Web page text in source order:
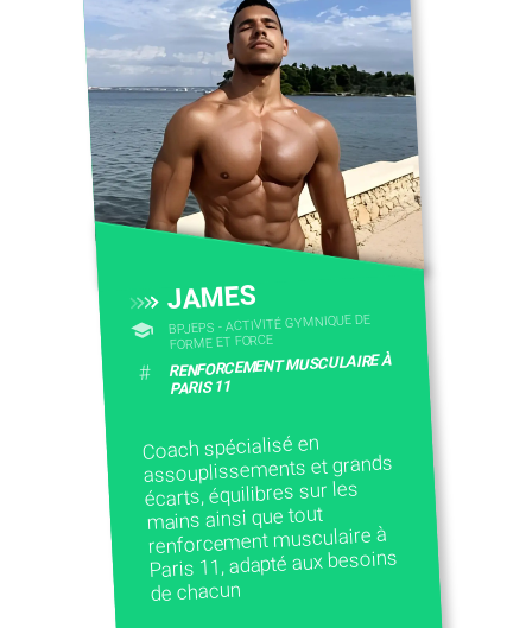
JAMES
BPJEPS - ACTIVITÉ GYMNIQUE DE
FORME ET FORCE
# RENFORCEMENT MUSCULAIRE À
PARIS 11
Coach spécialisé en
assouplissements et grands
écarts, équilibres sur les
mains ainsi que tout
renforcement musculaire à
Paris 11, adapté aux besoins
de chacun